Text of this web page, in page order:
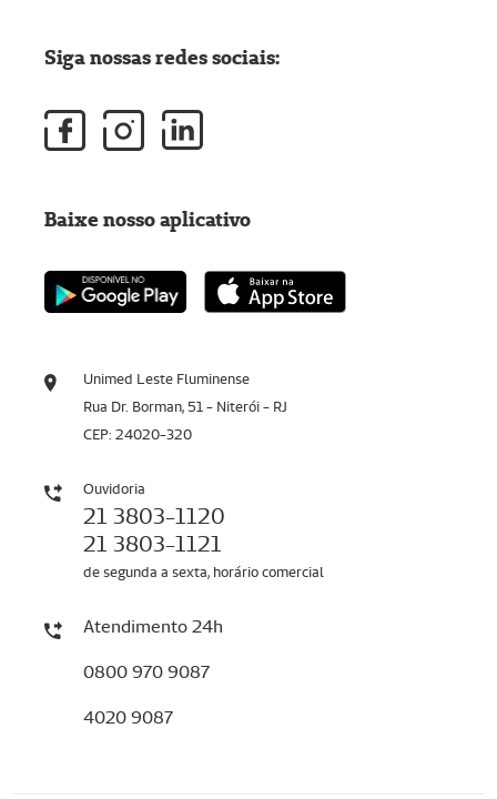
Unimed Leste Fluminense
Rua Dr. Borman, 51 - Niterói - RJ
CEP: 24020-320
Ouvidoria
21 3803-1120
21 3803-1121
de segunda a sexta, horário comercial
Atendimento 24h
0800 970 9087
4020 9087
Siga nossas redes sociais:
Baixe nosso aplicativo